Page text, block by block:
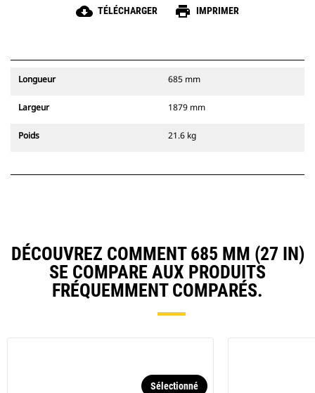
cloud_download TÉLÉCHARGER print IMPRIMER
Longueur 685 mm
Largeur 1879 mm
Poids 21.6 kg
DÉCOUVREZ COMMENT 685 MM (27 IN)
SE COMPARE AUX PRODUITS
FRÉQUEMMENT COMPARÉS.
Sélectionné